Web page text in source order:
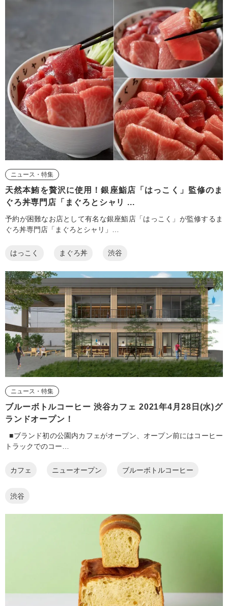
ニュース・特集
天然本鮪を贅沢に使用！銀座鮨店「はっこく」監修のま
ぐろ丼専門店「まぐろとシャリ ...
予約が困難なお店として有名な銀座鮨店「はっこく」が監修するま
ぐろ丼専門店「まぐろとシャリ」…
はっこく まぐろ丼 渋谷
ニュース・特集
ブルーボトルコーヒー 渋谷カフェ 2021年4月28日(水)グ
ランドオープン！
■ブランド初の公園内カフェがオープン、オープン前にはコーヒー
トラックでのコー…
カフェ ニューオープン ブルーボトルコーヒー
渋谷